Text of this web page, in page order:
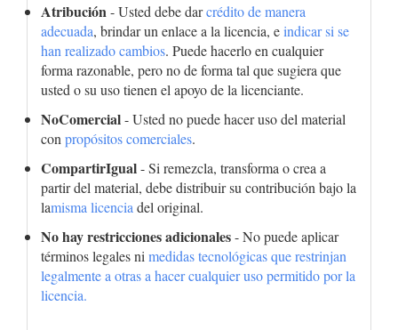
Atribución- Usted debe darcrédito de manera
adecuada, brindar un enlace a la licencia, eindicar si se
han realizado cambios. Puede hacerlo en cualquier
forma razonable, pero no de forma tal que sugiera que
usted o su uso tienen el apoyo de la licenciante.
NoComercial- Usted no puede hacer uso del material
conpropósitos comerciales.
CompartirIgual- Si remezcla, transforma o crea a
partir del material, debe distribuir su contribución bajo la
lamisma licenciadel original.
No hay restricciones adicionales- No puede aplicar
términos legales nimedidas tecnológicas que restrinjan
legalmente a otras a hacer cualquier uso permitido por la
licencia.